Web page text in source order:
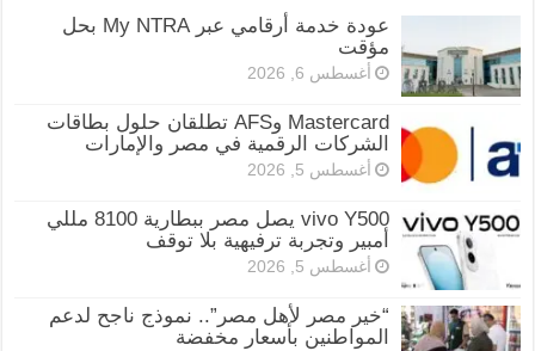
عودة خدمة أرقامي عبر My NTRA بحل
مؤقت
أغسطس 6, 2026
Mastercard وAFS تطلقان حلول بطاقات
الشركات الرقمية في مصر والإمارات
أغسطس 5, 2026
vivo Y500 يصل مصر ببطارية 8100 مللي
أمبير وتجربة ترفيهية بلا توقف
أغسطس 5, 2026
“خير مصر لأهل مصر”.. نموذج ناجح لدعم
المواطنين بأسعار مخفضة